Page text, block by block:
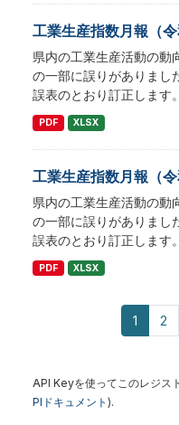
工業生産指数月報（令
県内の工業生産活動の動
の一部に誤りがありまし
誤表のとおり訂正します
PDF XLSX
工業生産指数月報（令
県内の工業生産活動の動
の一部に誤りがありまし
誤表のとおり訂正します
PDF XLSX
1 2
API Keyを使ってこのレジス
PIドキュメント ).